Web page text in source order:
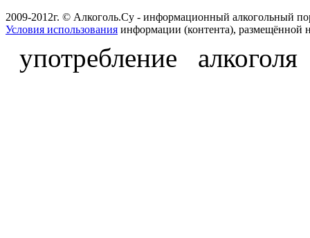
2009-2012г. © Алкоголь.Су - информационный алкогольный
Условия использования информации (контента), размещённой
употребление